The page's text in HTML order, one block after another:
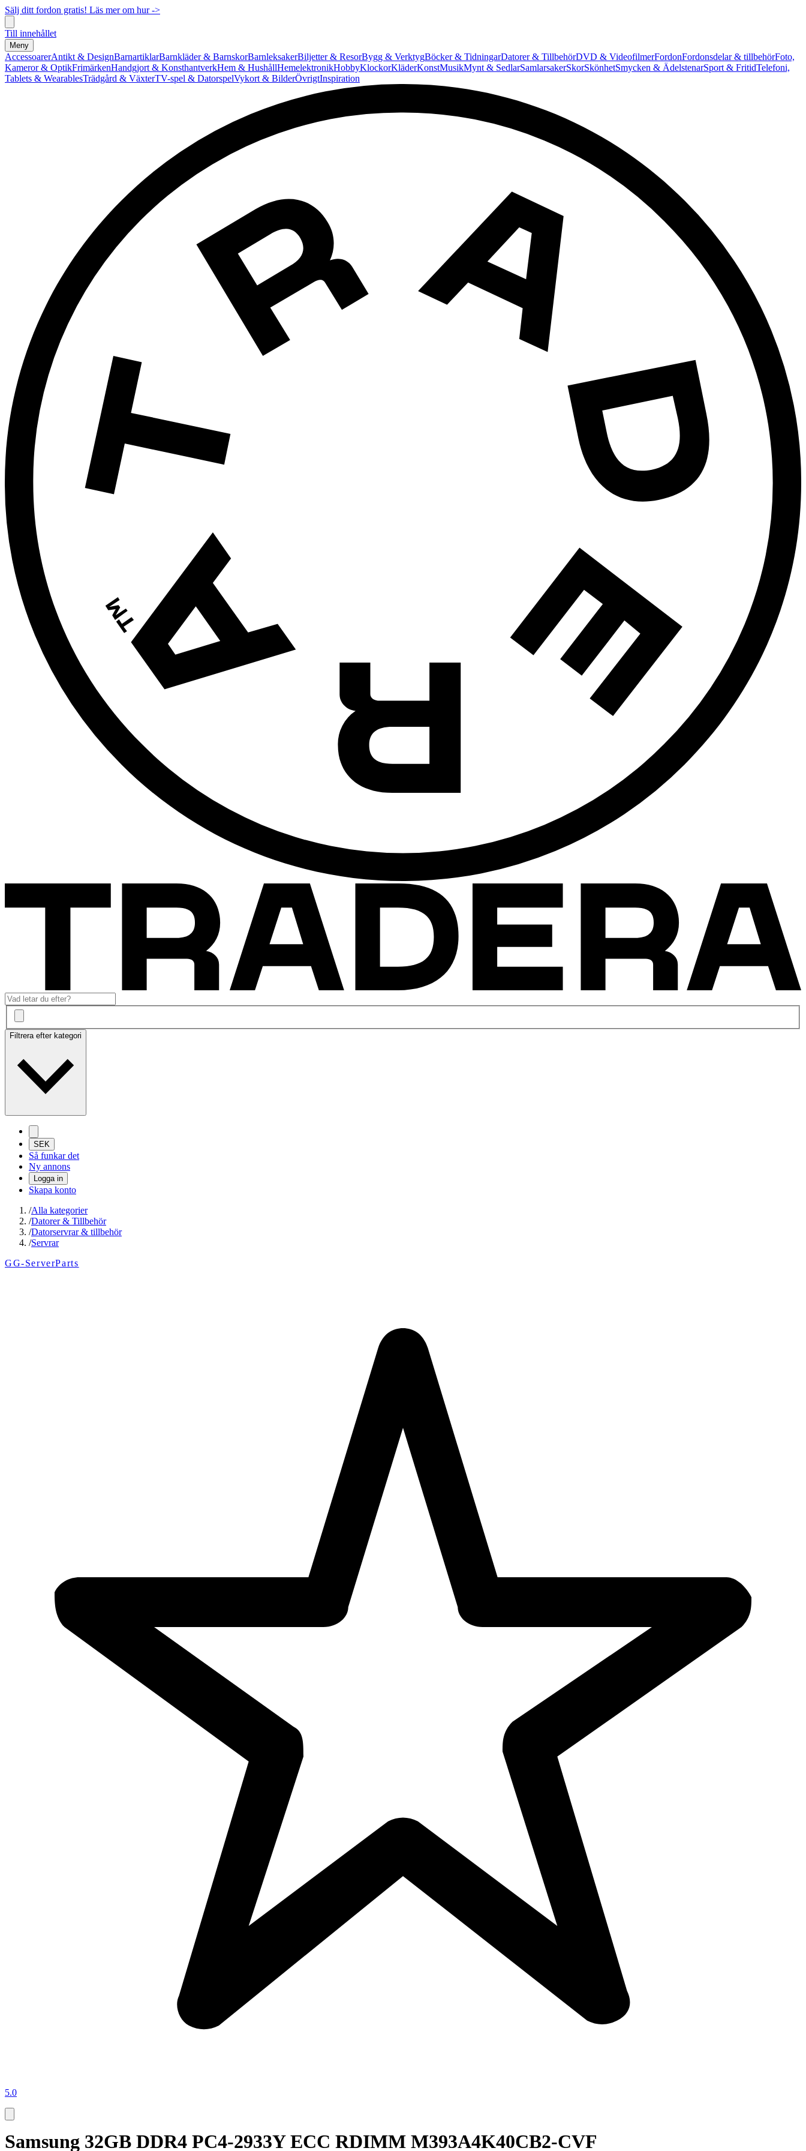
Sälj ditt fordon gratis! Läs mer om hur ->
Till innehållet
Meny
AccessoarerAntikt & DesignBarnartiklarBarnkläder & BarnskorBarnleksakerBiljetter & ResorBygg & VerktygBöcker & TidningarDatorer & TillbehörDVD & VideofilmerFordonFordonsdelar & tillbehörFoto,
Kameror & OptikFrimärkenHandgjort & KonsthantverkHem & HushållHemelektronikHobbyKlockorKläderKonstMusikMynt & SedlarSamlarsakerSkorSkönhetSmycken & ÄdelstenarSport & FritidTelefoni,
Tablets & WearablesTrädgård & VäxterTV-spel & DatorspelVykort & BilderÖvrigtInspiration
Filtrera efter kategori
SEK
Så funkar det
Ny annons
Logga in
Skapa konto
/Alla kategorier
/Datorer & Tillbehör
/Datorservrar & tillbehör
/Servrar
GG-ServerParts
5.0
Samsung 32GB DDR4 PC4-2933Y ECC RDIMM M393A4K40CB2-CVF